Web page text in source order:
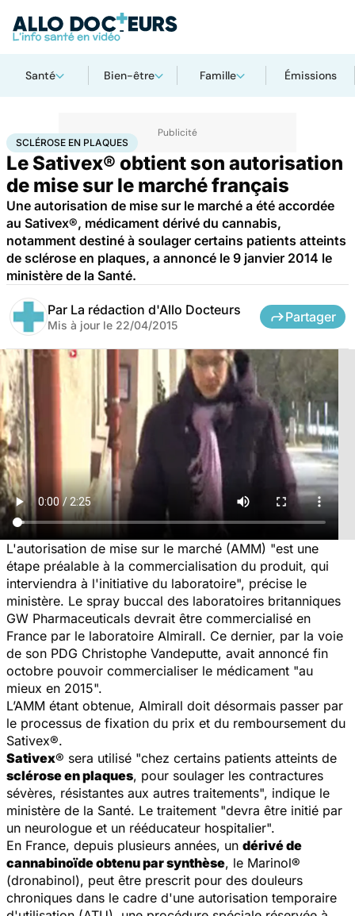
Santé Bien-être Famille Émissions
AccueilSantéSclérose en plaques
SCLÉROSE EN PLAQUES
Le Sativex® obtient son autorisation
de mise sur le marché français
Une autorisation de mise sur le marché a été accordée
au Sativex®, médicament dérivé du cannabis,
notamment destiné à soulager certains patients atteints
de sclérose en plaques, a annoncé le 9 janvier 2014 le
ministère de la Santé.
Par La rédaction d'Allo Docteurs
Mis à jour le 22/04/2015
Partager
L'autorisation de mise sur le marché (AMM) "est une
étape préalable à la commercialisation du produit, qui
interviendra à l'initiative du laboratoire", précise le
ministère. Le spray buccal des laboratoires britanniques
GW Pharmaceuticals devrait être commercialisé en
France par le laboratoire Almirall. Ce dernier, par la voie
de son PDG Christophe Vandeputte, avait annoncé fin
octobre pouvoir commercialiser le médicament "au
mieux en 2015".
L’AMM étant obtenue, Almirall doit désormais passer par
le processus de fixation du prix et du remboursement du
Sativex®.
Sativex® sera utilisé "chez certains patients atteints de
sclérose en plaques, pour soulager les contractures
sévères, résistantes aux autres traitements", indique le
ministère de la Santé. Le traitement "devra être initié par
un neurologue et un rééducateur hospitalier".
En France, depuis plusieurs années, un dérivé de
cannabinoïde obtenu par synthèse, le Marinol®
(dronabinol), peut être prescrit pour des douleurs
chroniques dans le cadre d'une autorisation temporaire